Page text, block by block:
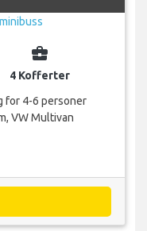
business_center
4 Kofferter
for 4-6 personer
VW Multivan